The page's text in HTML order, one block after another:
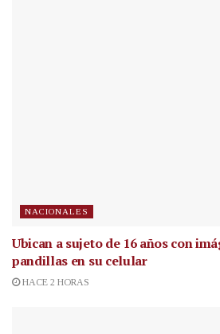
NACIONALES
Ubican a sujeto de 16 años con
pandillas en su celular
HACE 2 HORAS